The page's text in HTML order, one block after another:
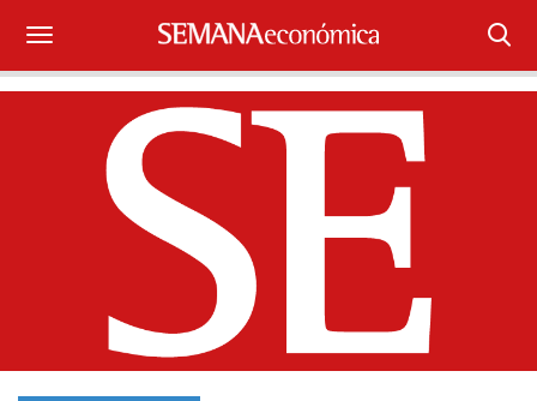
Suscríbase
Iniciar sesión
Portada
¿Qué está pasando?
Sectores y Empresas
Management